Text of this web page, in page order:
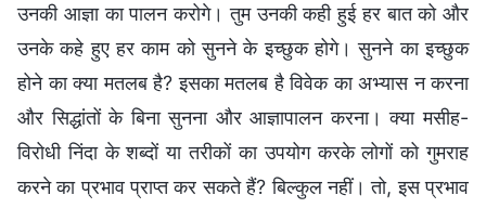
उनकी आज्ञा का पालन करोगे। तुम उनकी कही हुई हर बात को और
उनके कहे हुए हर काम को सुनने के इच्छुक होगे। सुनने का इच्छुक
होने का क्या मतलब है? इसका मतलब है विवेक का अभ्यास न करना
और सिद्धांतों के बिना सुनना और आज्ञापालन करना। क्या मसीह-
विरोधी निंदा के शब्दों या तरीकों का उपयोग करके लोगों को गुमराह
करने का प्रभाव प्राप्त कर सकते हैं? बिल्कुल नहीं। तो, इस प्रभाव